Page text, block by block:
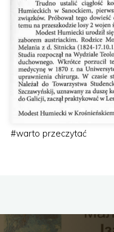
#warto przeczytać